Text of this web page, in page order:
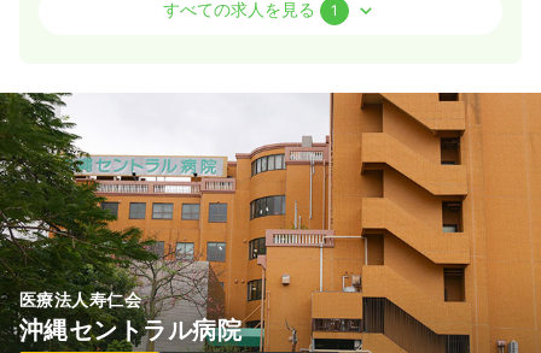
給与
時間
日祝休み
第二新卒可 月給27万円以上可
気になる 詳細を見る
すべての求人を見る 1
医療法人寿仁会
沖縄セントラル病院